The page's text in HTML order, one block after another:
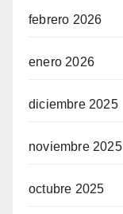
febrero 2026
enero 2026
diciembre 2025
noviembre 2025
octubre 2025